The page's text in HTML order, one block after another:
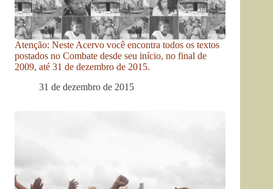
Atenção: Neste Acervo você encontra todos os textos
postados no Combate desde seu início, no final de
2009, até 31 de dezembro de 2015.
31 de dezembro de 2015